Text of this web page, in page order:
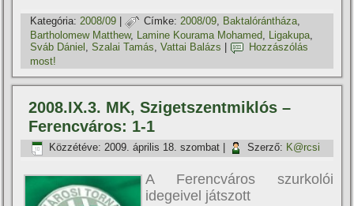
Kategória: 2008/09 | Címke: 2008/09, Baktalórántháza,
Bartholomew Matthew, Lamine Kourama Mohamed Ligakupa
Sváb Dániel ,Szalai Tamás,Vattai Balázs
Hozzászólás
most!
2008.IX.3. MK, Szigetszentmiklós –
Ferencváros: 1-1
Közzétéve: 2009. április 18. szombat Szerző: K@rcsi
A Ferencváros szurkolói
idegeivel játszott